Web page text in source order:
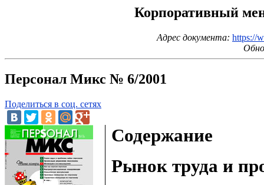
Корпоративный
Адрес документа: https://
Персонал Микс № 6/2001
Поделиться в соц. сетях
Содержание
Рынок труда и